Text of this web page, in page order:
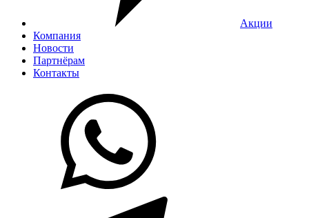
Акции
Компания
Новости
Партнёрам
Контакты